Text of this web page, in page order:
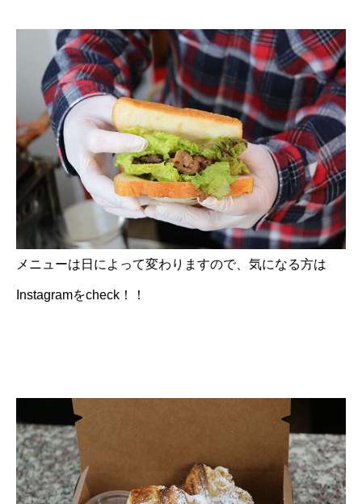
メニューは日によって変わりますので、気になる方は
Instagramをcheck！！